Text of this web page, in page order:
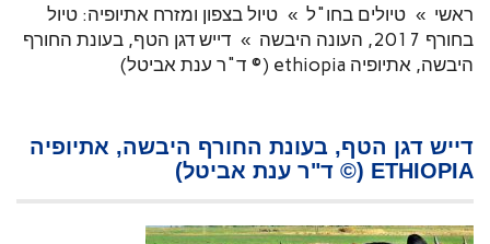
ראשי » טיולים בחו"ל » טיול בצפון ומזרח אתיופיה: טיול
בחורף 2017, העונה היבשה
» דייש דגן הטף, בעונת החורף
היבשה, אתיופיה ethiopia (© ד"ר ענת אביטל)
דייש דגן הטף, בעונת החורף היבשה, אתיופיה
ETHIOPIA (© ד"ר ענת אביטל)